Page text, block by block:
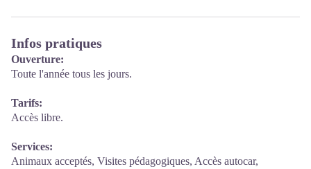
Infos pratiques
Ouverture:
Toute l'année tous les jours.
Tarifs:
Accès libre.
Services:
Animaux acceptés, Visites pédagogiques, Accès autocar,